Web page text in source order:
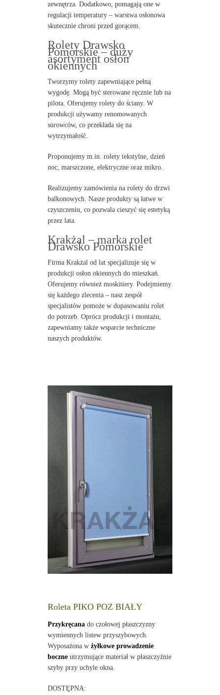
zewnętrza. Dodatkowo, pomagają one w
regulacji temperatury – warstwa osłonowa
skutecznie chroni przed gorącem.
Rolety Drawsko
Pomorskie – duży
asortyment osłon
okiennych
Tworzymy rolety zapewniające pełną
wygodę. Mogą być sterowane ręcznie lub na
pilota. Oferujemy rolety do ściany. W
produkcji używamy renomowanych
surowców, co przekłada się na
wytrzymałość.
Proponujemy m.in. rolety tekstylne, dzień
noc, marszczone, elektryczne oraz mikro.
Realizujemy zamówienia na rolety do drzwi
balkonowych. Nasze produkty są łatwe w
czyszczeniu, co pozwala cieszyć się estetyką
przez lata.
Krakżal – marka rolet
Drawsko Pomorskie
Firma Krakżal od lat specjalizuje się w
produkcji osłon okiennych do mieszkań.
Oferujemy również moskitiery. Podejmiemy
się każdego zlecenia – nasz zespół
specjalistów pomoże w dopasowaniu rolet
do potrzeb. Oprócz produkcji i montażu,
zapewniamy także wsparcie techniczne
naszych produktów.
Roleta PIKO POZ BIAŁY
Przykręcanado czołowej płaszczyzny
wymiennych listew przyszybowych.
Wyposażona w żyłkowe prowadzenie
boczneutrzymujące materiał w płaszczyźnie
szyby przy uchyle okna.
DOSTĘPNA: